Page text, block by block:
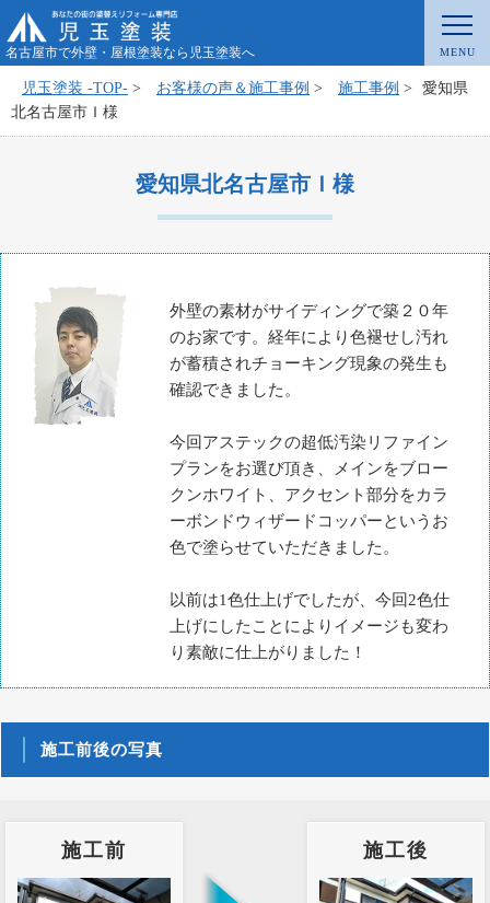
名古屋市で外壁・屋根塗装なら児玉塗装へ
児玉塗装 -TOP- > お客様の声＆施工事例 > 施工事例 >
愛知県
北名古屋市Ｉ様
愛知県北名古屋市Ｉ様
外壁の素材がサイディングで築２０年
のお家です。経年により色褪せし汚れ
が蓄積されチョーキング現象の発生も
確認できました。
今回アステックの超低汚染リファイン
プランをお選び頂き、メインをブロー
クンホワイト、アクセント部分をカラ
ーボンドウィザードコッパーというお
色で塗らせていただきました。
以前は1色仕上げでしたが、今回2色仕
上げにしたことによりイメージも変わ
り素敵に仕上がりました！
施工前後の写真
施工前 施工後